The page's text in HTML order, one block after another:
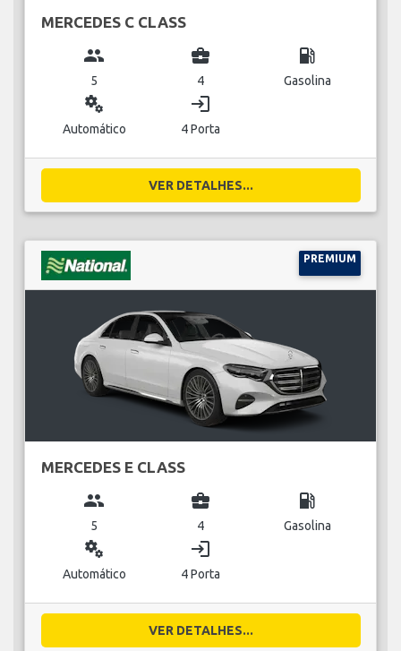
MERCEDES C CLASS
group
5
business_center
4
local_gas_station
Gasolina
miscellaneous_services
Automático
login
4 Porta
VER DETALHES...
PREMIUM
MERCEDES E CLASS
group
5
business_center
4
local_gas_station
Gasolina
miscellaneous_services
Automático
login
4 Porta
VER DETALHES...